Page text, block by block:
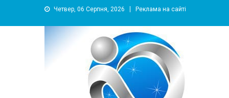
Четвер, 06 Серпня, 2026 Реклама на сайті
YUZHNY.INFO
информационный портал города Южный